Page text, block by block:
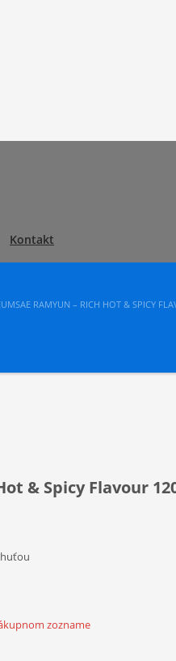
Kontakt
RAMYUN – RICH HOT & SPICY
& Spicy Flavour
zozname